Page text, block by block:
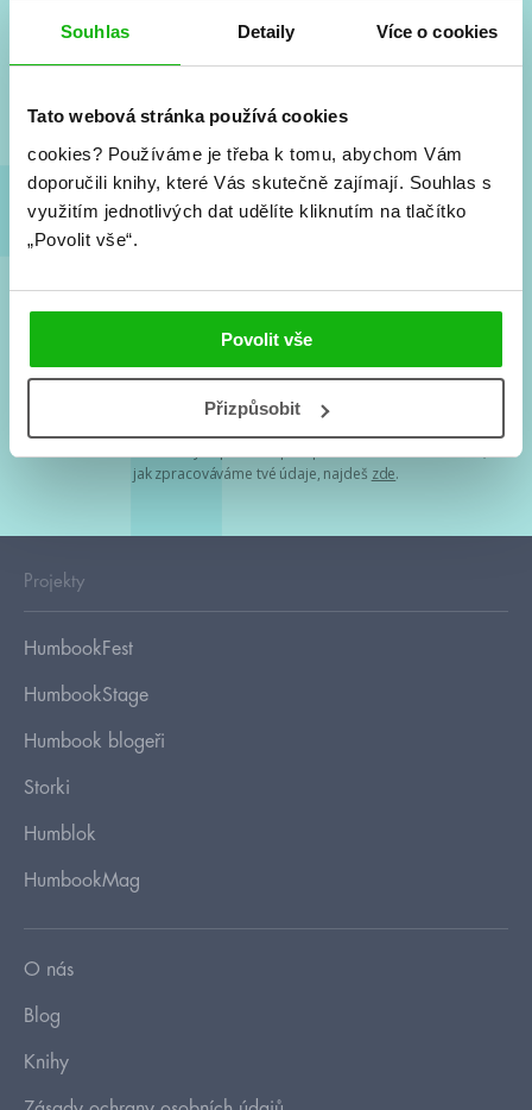
Souhlas Detaily Více o cookies
Tato webová stránka používá cookies
cookies? Používáme je třeba k tomu, abychom Vám
doporučili knihy, které Vás skutečně zajímají. Souhlas s
využitím jednotlivých dat udělíte kliknutím na tlačítko
„Povolit vše“.
Povolit vše
Přizpůsobit
Vše kolem #youngadult každý měsíc rovnou do mailu!
a seriálové adaptace a další.
Souhlasím spodmínkami zpracování osobních údajů
Tvá e-mailová adresa je u nás v bezpečí. Přečti si
jak zpracováváme tvé údaje, najdeš zde.
Projekty
HumbookFest
HumbookStage
Humbook blogeři
Storki
Humblok
HumbookMag
O nás
Blog
Knihy